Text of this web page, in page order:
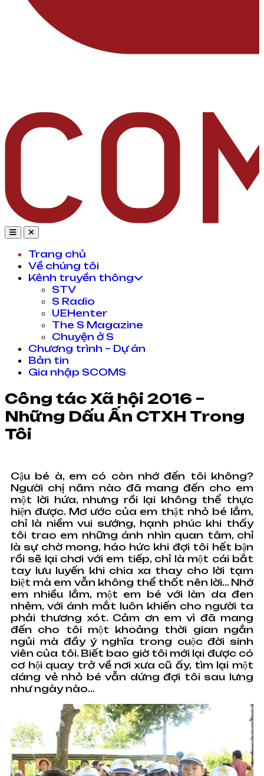
Trang chủ
Về chúng tôi
Kênh truyền thông
STV
S Radio
UEHenter
The S Magazine
Chuyện ở S
Chương trình – Dự án
Bản tin
Gia nhập SCOMS
Công tác Xã hội 2016 –
Những Dấu Ấn CTXH Trong
Tôi
Cậu bé à, em có còn nhớ đến tôi không?
Người chị năm nào đã mang đến cho em
một lời hứa, nhưng rồi lại không thể thực
hiện được. Mơ ước của em thật nhỏ bé lắm,
chỉ là niềm vui sướng, hạnh phúc khi thấy
tôi trao em những ánh nhìn quan tâm, chỉ
là sự chờ mong, háo hức khi đợi tôi hết bận
rồi sẽ lại chơi với em tiếp, chỉ là một cái bắt
tay lưu luyến khi chia xa thay cho lời tạm
biệt mà em vẫn không thể thốt nên lời… Nhớ
em nhiều lắm, một em bé với làn da đen
nhẻm, với ánh mắt luôn khiến cho người ta
phải thương xót. Cảm ơn em vì đã mang
đến cho tôi một khoảng thời gian ngắn
ngủi mà đầy ý nghĩa trong cuộc đời sinh
viên của tôi. Biết bao giờ tôi mới lại được có
cơ hội quay trở về nơi xưa cũ ấy, tìm lại một
dáng vẻ nhỏ bé vẫn dứng đợi tôi sau lưng
như ngày nào…